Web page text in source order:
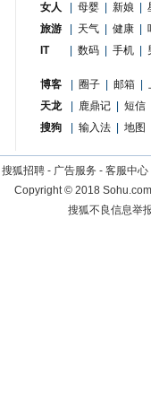
女人 母婴 新娘
旅游
天气 健康
IT
数码 手机
博客 圈子 邮箱
天龙
鹿鼎记
短信
搜狗
输入法 地图
搜狐招聘 - 广告服务 - 客服中心
Copyright©2018
搜狐不良信息举